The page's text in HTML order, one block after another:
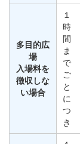
多目的広
場
入場料を
徴収しな
い場合
１
時
間
ま
で
ご
と
に
つ
き